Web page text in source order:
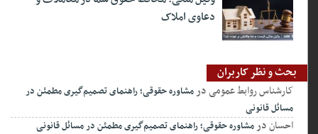
دعاوی املاک
بحث و نظر کاربران
کارشناس روابط عمومیدرمشاوره حقوقی؛ راهنمای تصمیم‌گیری مطمئن در
مسائل قانونی
احساندرمشاوره حقوقی؛ راهنمای تصمیم‌گیری مطمئن در مسائل قانونی